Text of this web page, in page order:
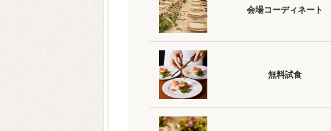
会場コーディネート
無料試食